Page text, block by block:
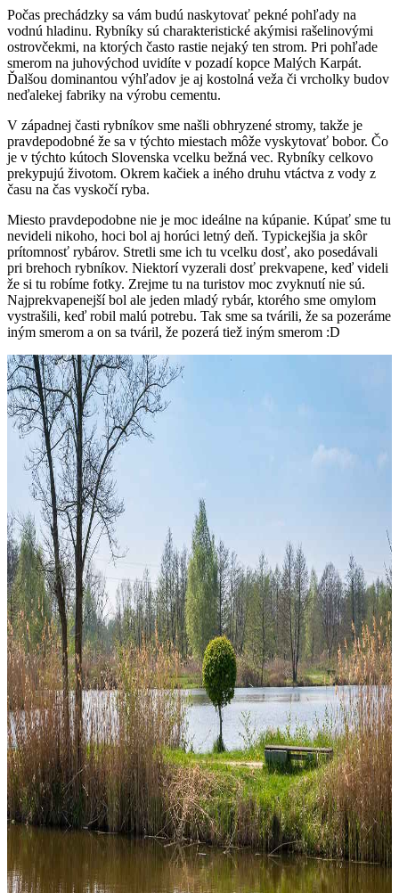
Počas prechádzky sa vám budú naskytovať pekné pohľady na
vodnú hladinu. Rybníky sú charakteristické akýmisi rašelinovými
ostrovčekmi, na ktorých často rastie nejaký ten strom. Pri pohľade
smerom na juhovýchod uvidíte v pozadí kopce Malých Karpát.
Ďalšou dominantou výhľadov je aj kostolná veža či vrcholky budov
neďalekej fabriky na výrobu cementu.
V západnej časti rybníkov sme našli obhryzené stromy, takže je
pravdepodobné že sa v týchto miestach môže vyskytovať bobor. Čo
je v týchto kútoch Slovenska vcelku bežná vec. Rybníky celkovo
prekypujú životom. Okrem kačiek a iného druhu vtáctva z vody z
času na čas vyskočí ryba.
Miesto pravdepodobne nie je moc ideálne na kúpanie. Kúpať sme tu
nevideli nikoho, hoci bol aj horúci letný deň. Typickejšia ja skôr
prítomnosť rybárov. Stretli sme ich tu vcelku dosť, ako posedávali
pri brehoch rybníkov. Niektorí vyzerali dosť prekvapene, keď videli
že si tu robíme fotky. Zrejme tu na turistov moc zvyknutí nie sú.
Najprekvapenejší bol ale jeden mladý rybár, ktorého sme omylom
vystrašili, keď robil malú potrebu. Tak sme sa tvárili, že sa pozeráme
iným smerom a on sa tváril, že pozerá tiež iným smerom :D